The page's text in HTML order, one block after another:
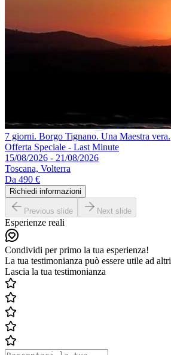
7 giorni. Borgo Tignano. Una Maestra vera.
Offerta Speciale - Last Minute
15/08/2026 - 21/08/2026
Toscana, Volterra
Da 490 €
Richiedi informazioni
Previous slide Next slide
Esperienze reali
Condividi per primo la tua esperienza!
La tua testimonianza può essere utile ad altri
Lascia la tua testimonianza